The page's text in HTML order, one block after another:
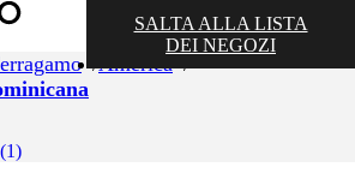
America
(1)
SALTA ALLA LISTA
DEI NEGOZI